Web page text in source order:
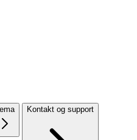
Kontakt og support